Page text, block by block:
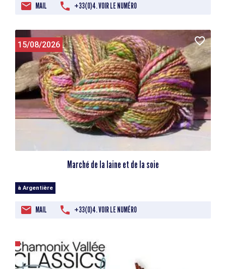
MAIL +33(0)4. VOIR LE NUMÉRO
15/08/2026
Marché de la laine et de la soie
à Argentière
MAIL +33(0)4. VOIR LE NUMÉRO